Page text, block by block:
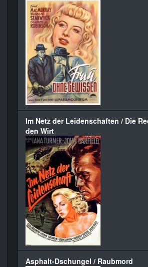
Im Netz der Leidenschaften / Die
den Wirt
Asphalt-Dschungel / Raubmord